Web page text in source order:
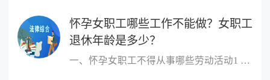
怀孕女职工哪些工作不能做？女职工
退休年龄是多少？
一、怀孕女职工不得从事哪些劳动活动1 作业场所空气中铅及其化合物